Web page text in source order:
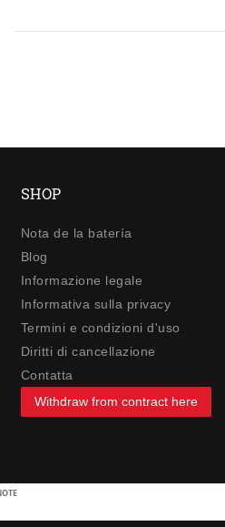
SHOP
Nota de la batería
Blog
Informazione legale
Informativa sulla privacy
Termini e condizioni d'uso
Diritti di cancellazione
Contatta
Withdraw from contract here